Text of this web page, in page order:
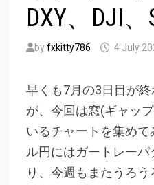
DXY、DJI
byfxkitty786 4 July
早くも7月の3日目が
が、今回は窓(ギャッ
いるチャートを集め
ル円にはガートレー
り、今週もまたうろ